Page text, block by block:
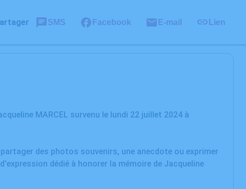
SMS Facebook E-mail Lien
MARCEL survenu le lundi 22 juillet 2024 à
des photos souvenirs, une anecdote ou exprimer
dédié à honorer la mémoire de Jacqueline